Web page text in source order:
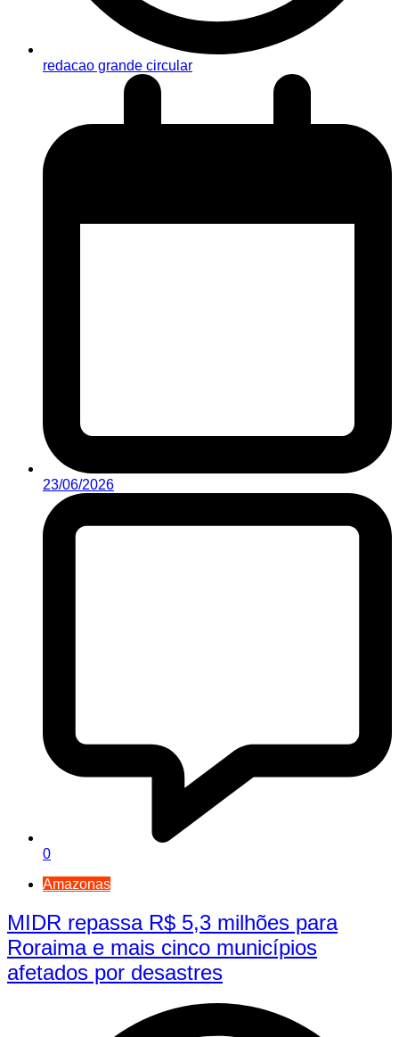
redacao grande circular
23/06/2026
0
Amazonas
MIDR repassa R$ 5,3 milhões para
Roraima e mais cinco municípios
afetados por desastres